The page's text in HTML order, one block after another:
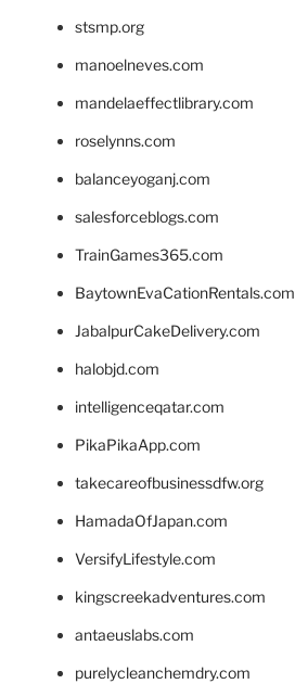
stsmp.org
manoelneves.com
mandelaeffectlibrary.com
roselynns.com
balanceyoganj.com
salesforceblogs.com
TrainGames365.com
BaytownEvaCationRentals.com
JabalpurCakeDelivery.com
halobjd.com
intelligenceqatar.com
PikaPikaApp.com
takecareofbusinessdfw.org
HamadaOfJapan.com
VersifyLifestyle.com
kingscreekadventures.com
antaeuslabs.com
purelycleanchemdry.com